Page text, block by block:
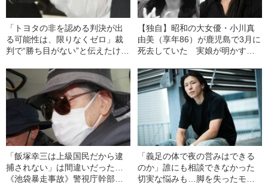
「トヨタの非を認める判決が出
る可能性は、限りなくゼロ」裁
判で“勝ち目がない”と伝えたけれ
幸三を説得できなかった「長男
の葛藤」
【独自】昭和の大女優・小川真
由美（享年86）が鹿児島で3月に
死去していた 実娘が明かす
「飯塚幸三は上級国民だから逮
捕されない」は間違いだった…
《池袋暴走事故》警視庁幹部が
「義足の体で夜の営みはできる
のか」誰にも相談できなかった
切実な悩みも…脚を失ったモデ